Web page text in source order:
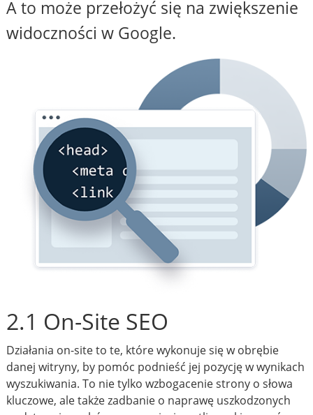
A to może przełożyć się na zwiększenie
widoczności w Google.
2.1 On-Site SEO
Działania on-site to te, które wykonuje się w obrębie
danej witryny, by pomóc podnieść jej pozycję w wynikach
wyszukiwania. To nie tylko wzbogacenie strony o słowa
kluczowe, ale także zadbanie o naprawę uszkodzonych